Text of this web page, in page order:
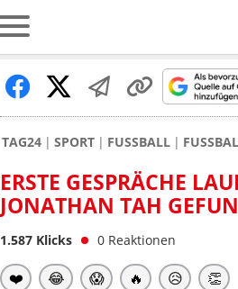
TAG24 SPORT FUSSBALL
ERSTE GESPRÄCHE
JONATHAN TAH
1.587 Klicks 0 Reaktionen
❤️ 😂 😱 🔥 😥 👏